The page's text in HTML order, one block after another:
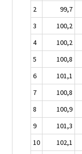
2
99,7
3
100,2
4
100,2
5
100,8
6
101,1
7
100,8
8
100,9
9
101,3
10
102,1